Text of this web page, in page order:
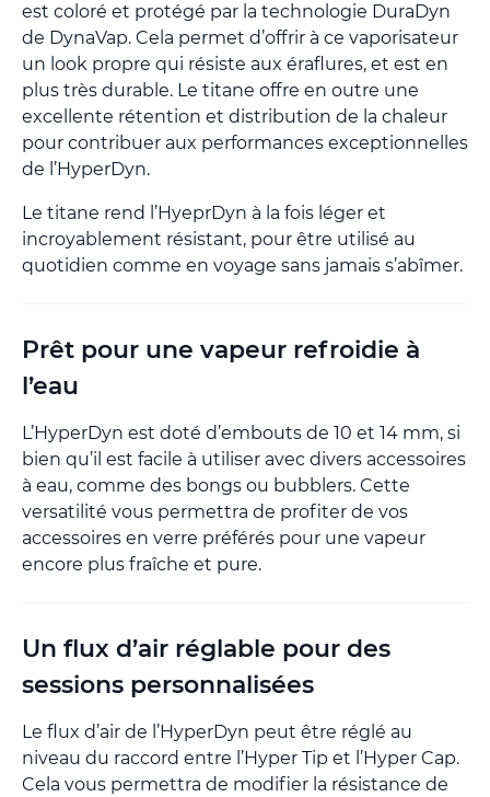
est coloré et protégé par la technologie DuraDyn
de DynaVap. Cela permet d’offrir à ce vaporisateur
un look propre qui résiste aux éraflures, et est en
plus très durable. Le titane offre en outre une
excellente rétention et distribution de la chaleur
pour contribuer aux performances exceptionnelles
de l’HyperDyn.
Le titane rend l’HyeprDyn à la fois léger et
incroyablement résistant, pour être utilisé au
quotidien comme en voyage sans jamais s’abîmer.
Prêt pour une vapeur refroidie à
l’eau
L’HyperDyn est doté d’embouts de 10 et 14 mm, si
bien qu’il est facile à utiliser avec divers accessoires
à eau, comme des bongs ou bubblers. Cette
versatilité vous permettra de profiter de vos
accessoires en verre préférés pour une vapeur
encore plus fraîche et pure.
Un flux d’air réglable pour des
sessions personnalisées
Le flux d’air de l’HyperDyn peut être réglé au
niveau du raccord entre l’Hyper Tip et l’Hyper Cap.
Cela vous permettra de modifier la résistance de